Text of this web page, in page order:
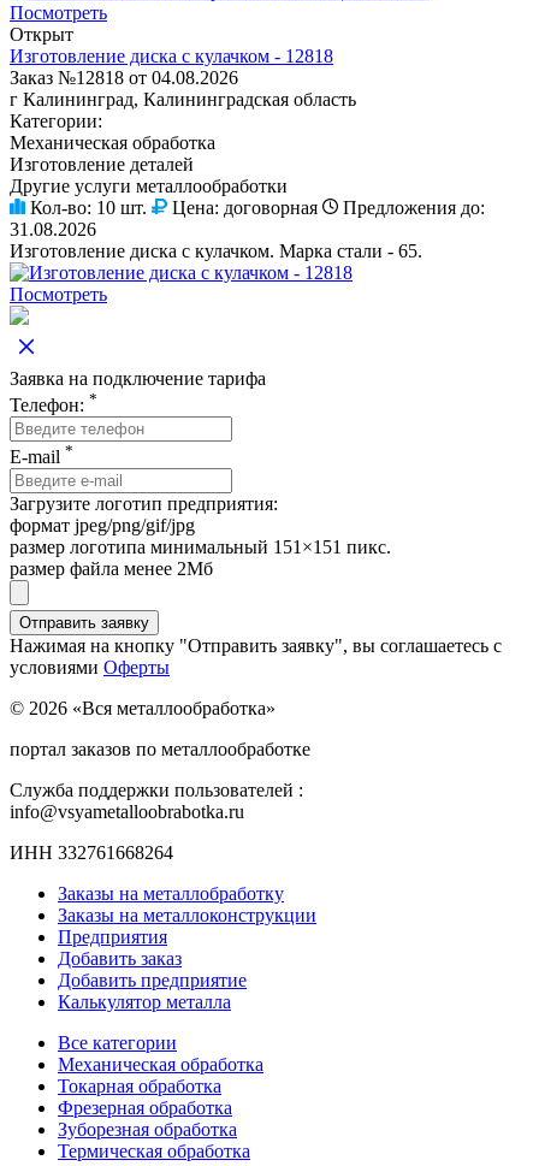
Посмотреть
Открыт
Изготовление диска с кулачком - 12818
Заказ №12818 от 04.08.2026
г Калининград, Калининградская область
Категории:
Механическая обработка
Изготовление деталей
Другие услуги металлообработки
Кол-во: 10 шт. Цена: договорная
Предложения до:
31.08.2026
Изготовление диска с кулачком. Марка стали - 65.
Посмотреть
Заявка на подключение тарифа
Телефон: *
E-mail *
Загрузите логотип предприятия:
формат jpeg/png/gif/jpg
размер логотипа минимальный 151×151 пикс.
размер файла менее 2Мб
Нажимая на кнопку "Отправить заявку", вы соглашаетесь с
условиями Оферты
© 2026 «Вся металлообработка»
портал заказов по металлообработке
Служба поддержки пользователей :
info@vsyametalloobrabotka.ru
ИНН 332761668264
Заказы на металлобработку
Заказы на металлоконструкции
Предприятия
Добавить заказ
Добавить предприятие
Калькулятор металла
Все категории
Механическая обработка
Токарная обработка
Фрезерная обработка
Зуборезная обработка
Термическая обработка